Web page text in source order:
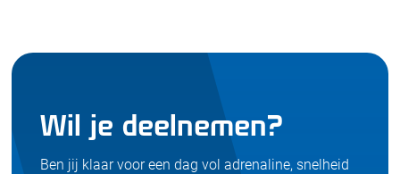
Wil je deelnemen?
Ben jij klaar voor een dag vol adrenaline, snelheid